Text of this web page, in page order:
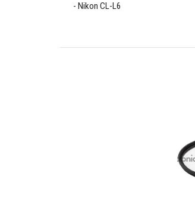
Nikon CL-L6